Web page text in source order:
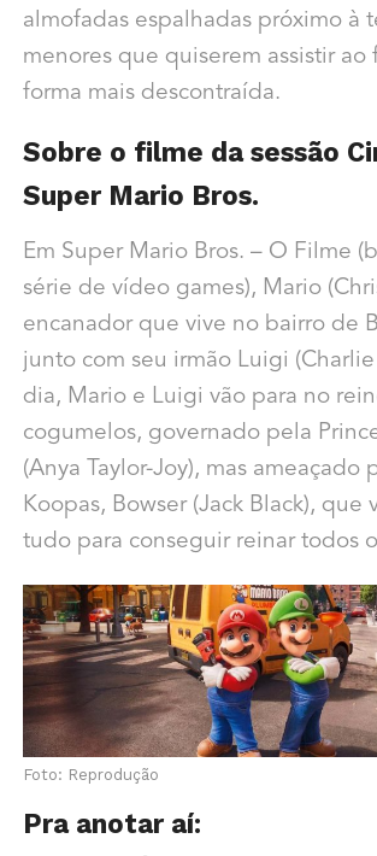
almofadas espalhadas próximo à
menores que quiserem assistir ao
forma mais descontraída.
Sobre o filme da sessão
Super Mario Bros.
Em Super Mario Bros. – O Filme
série de vídeo games), Mario
encanador que vive no bairro de
junto com seu irmão Luigi (Charlie
dia, Mario e Luigi vão para no
cogumelos, governado pela
(Anya Taylor-Joy), mas ameaçado
Koopas, Bowser (Jack Black), que
tudo para conseguir reinar todos
Foto: Reprodução
Pra anotar aí: